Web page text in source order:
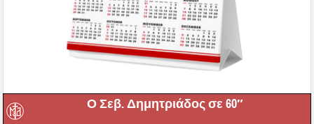
Ο Σεβ. Δημητριάδος σε 60″